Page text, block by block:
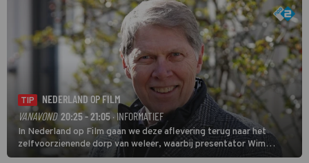
TIP
NEDERLAND OP FILM
VANAVOND 20:25 - 21:05· INFORMATIEF
In Nederland op Film gaan we deze aflevering terug naar het
zelfvoorzienende dorp van weleer, waarbij presentator Wim
Daniëls de kijkers meeneemt op reis door de tijd aan de hand van